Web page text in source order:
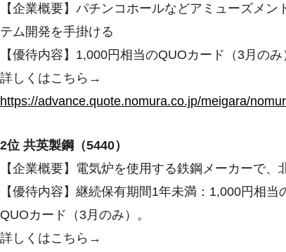
【企業概要】パチンコホールなどアミューズメ
テム開発を手掛ける
【優待内容】1,000円相当のQUOカード（3月のみ
詳しくはこちら→
https://advance.quote.nomura.co.jp/meigara/
2位 共英製鋼（5440）
【企業概要】電気炉を使用する鉄鋼メーカーで
【優待内容】継続保有期間1年未満：1,000円相
QUOカード（3月のみ）。
詳しくはこちら→